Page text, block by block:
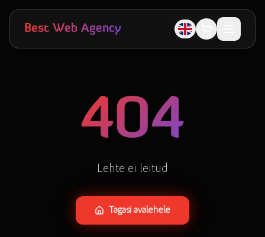
Best Web Agency
404
Lehte ei leitud
Tagasi avalehele